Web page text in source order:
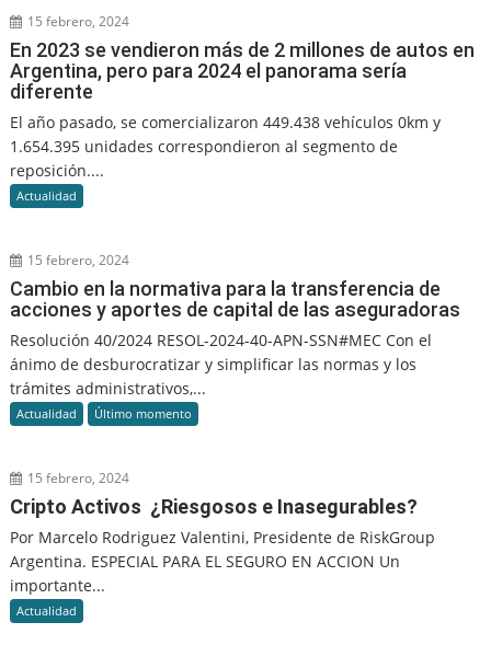
15 febrero, 2024
En 2023 se vendieron más de 2 millones de autos en
Argentina, pero para 2024 el panorama sería
diferente
El año pasado, se comercializaron 449.438 vehículos 0km y
1.654.395 unidades correspondieron al segmento de
reposición....
Actualidad
15 febrero, 2024
Cambio en la normativa para la transferencia de
acciones y aportes de capital de las aseguradoras
Resolución 40/2024 RESOL-2024-40-APN-SSN#MEC Con el
ánimo de desburocratizar y simplificar las normas y los
trámites administrativos,...
Actualidad Último momento
15 febrero, 2024
Cripto Activos ¿Riesgosos e Inasegurables?
Por Marcelo Rodriguez Valentini, Presidente de RiskGroup
Argentina. ESPECIAL PARA EL SEGURO EN ACCION Un
importante...
Actualidad